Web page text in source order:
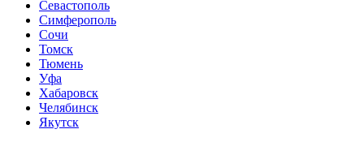
Севастополь
Симферополь
Сочи
Томск
Тюмень
Уфа
Хабаровск
Челябинск
Якутск